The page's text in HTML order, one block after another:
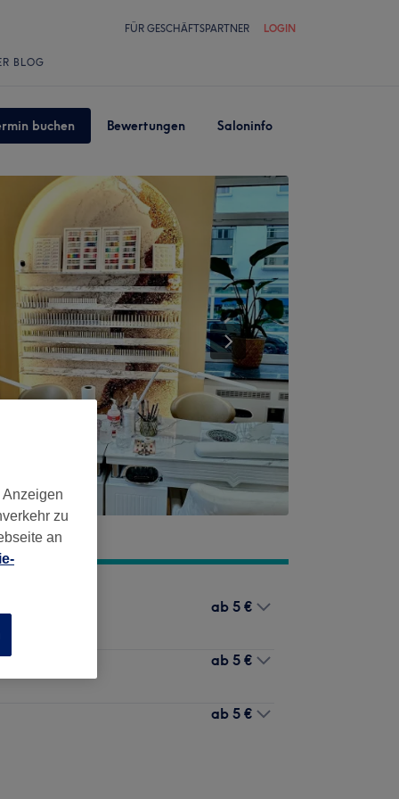
FÜR GESCHÄFTSPARTNER LOGIN
BLOG
buchen Bewertungen Saloninfo
ab 5 €
ab 5 €
ab 5 €
zu
an